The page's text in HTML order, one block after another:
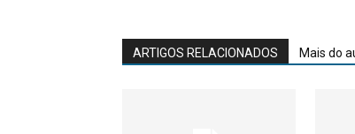
ARTIGOS RELACIONADOS Mais do